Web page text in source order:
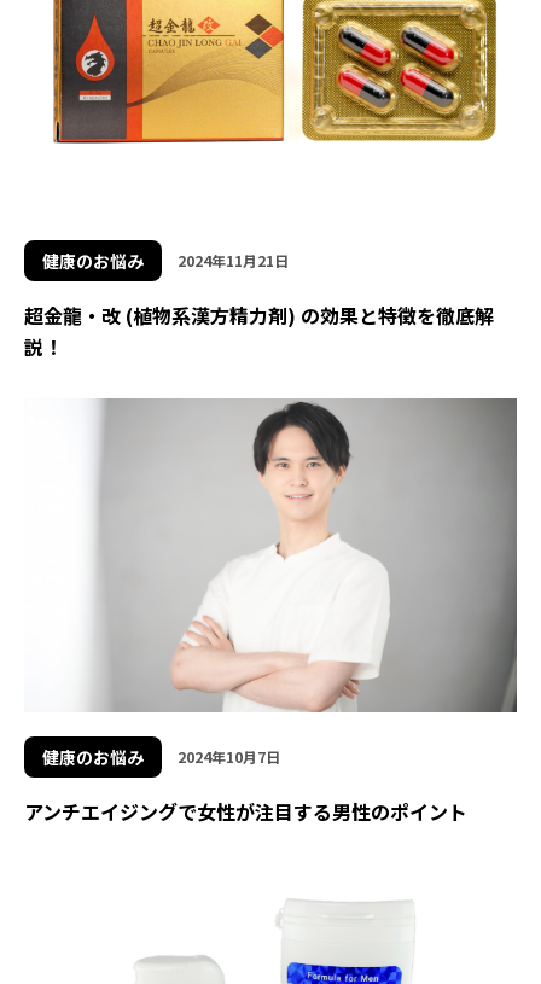
健康のお悩み 2024年11月21日
超金龍・改 (植物系漢方精力剤) の効果と特徴を徹底解
説！
健康のお悩み 2024年10月7日
アンチエイジングで女性が注目する男性のポイント